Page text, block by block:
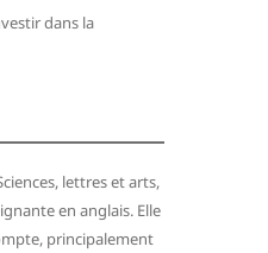
dans la
lettres et arts,
en anglais. Elle
principalement